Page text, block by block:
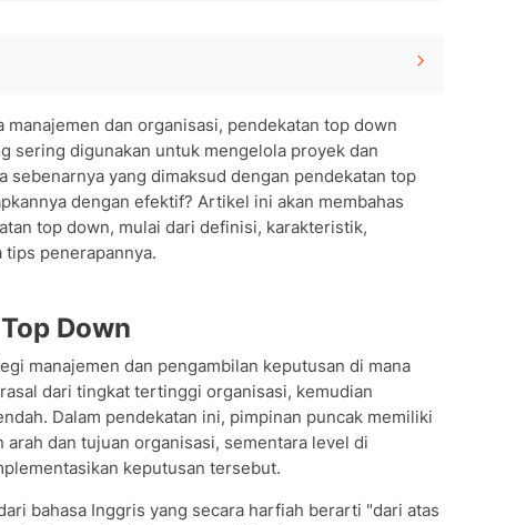
Down
dalam Organisasi
Up
Down dengan Efektif
Down
Up
manajemen dan organisasi, pendekatan top down
sering digunakan untuk mengelola proyek dan
sebenarnya yang dimaksud dengan pendekatan top
dengan efektif? Artikel ini akan membahas
top down, mulai dari definisi, karakteristik,
penerapannya.
Down
manajemen dan pengambilan keputusan di mana
dari tingkat tertinggi organisasi, kemudian
Dalam pendekatan ini, pimpinan puncak memiliki
dan tujuan organisasi, sementara level di
keputusan tersebut.
bahasa Inggris yang secara harfiah berarti "dari atas